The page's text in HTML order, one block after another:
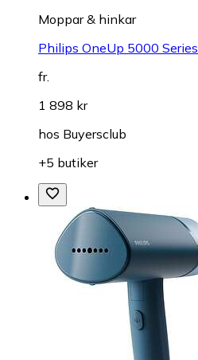
Moppar & hinkar
Philips OneUp 5000 Series
fr.
1 898 kr
hos Buyersclub
+5 butiker